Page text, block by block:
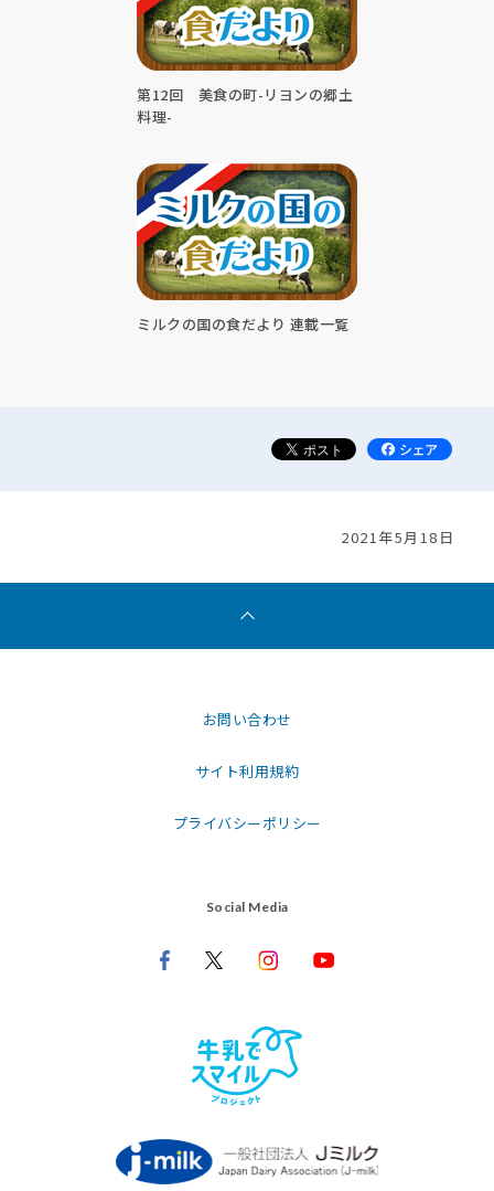
第12回 美食の町-リヨンの郷土
料理-
ミルクの国の食だより 連載一覧
2021年5月18日
お問い合わせ
サイト利用規約
プライバシーポリシー
Social Media